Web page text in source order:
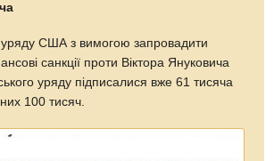
уряду США з вимогою запровадити
санкції проти Віктора Януковича
уряду підписалися вже 61 тисяча
100 тисяч.